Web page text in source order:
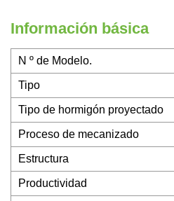
Información básica
N º de Modelo.
Tipo
Tipo de hormigón proyectado
Proceso de mecanizado
Estructura
Productividad